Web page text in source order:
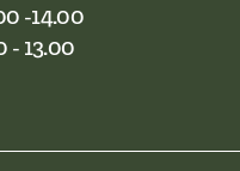
-14.00
- 13.00